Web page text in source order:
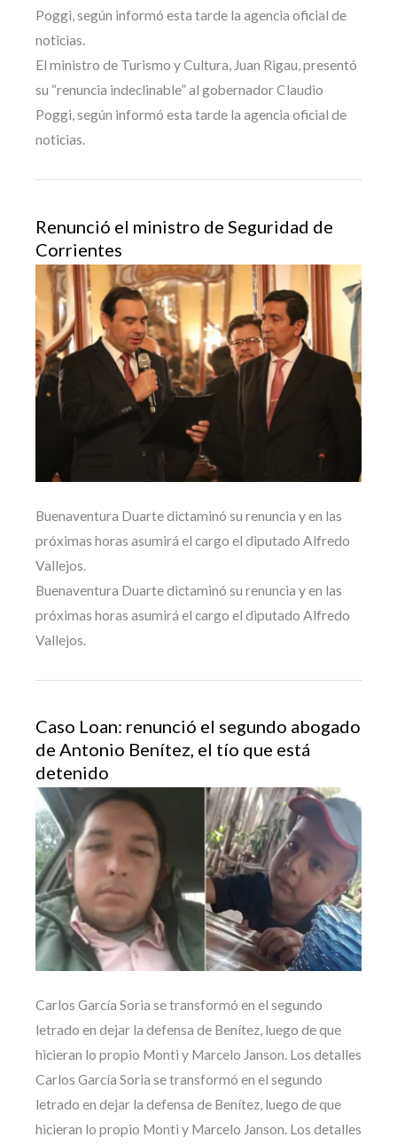
Poggi, según informó esta tarde la agencia oficial de
noticias.
El ministro de Turismo y Cultura, Juan Rigau, presentó
su “renuncia indeclinable” al gobernador Claudio
Poggi, según informó esta tarde la agencia oficial de
noticias.
Renunció el ministro de Seguridad de
Corrientes
Buenaventura Duarte dictaminó su renuncia y en las
próximas horas asumirá el cargo el diputado Alfredo
Vallejos.
Buenaventura Duarte dictaminó su renuncia y en las
próximas horas asumirá el cargo el diputado Alfredo
Vallejos.
Caso Loan: renunció el segundo abogado
de Antonio Benítez, el tío que está
detenido
Carlos García Soria se transformó en el segundo
letrado en dejar la defensa de Benítez, luego de que
hicieran lo propio Monti y Marcelo Janson. Los detalles
Carlos García Soria se transformó en el segundo
letrado en dejar la defensa de Benítez, luego de que
hicieran lo propio Monti y Marcelo Janson. Los detalles